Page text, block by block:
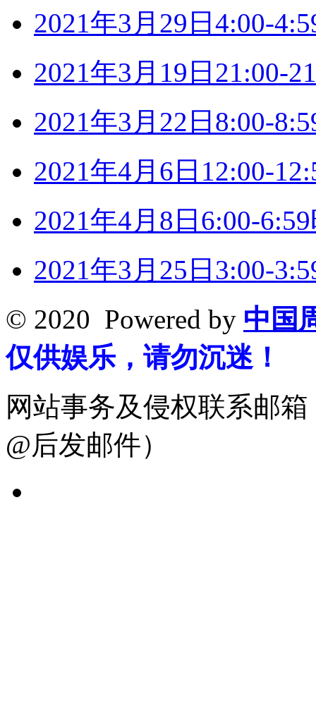
2021年3月29日4:00-
2021年3月19日21:00-
2021年3月22日8:00-
2021年4月6日12:00-
2021年4月8日6:00-
2021年3月25日3:00-
© 2020 Powered by 中国
仅供娱乐，请勿沉迷！
网站事务及侵权联系邮箱
@后发邮件）